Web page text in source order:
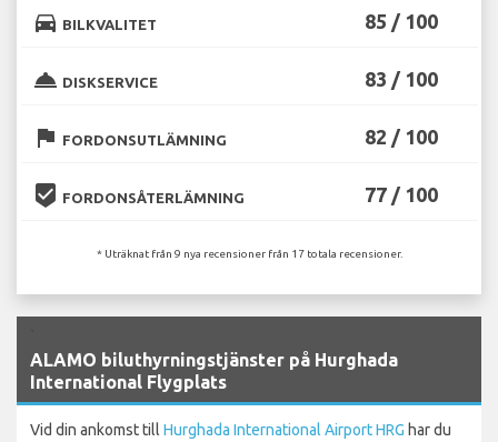
directions_car BILKVALITET 85 / 100
room_service DISKSERVICE 83 / 100
flag FORDONSUTLÄMNING 82 / 100
beenhere FORDONSÅTERLÄMNING 77 / 100
* Uträknat från 9 nya recensioner från 17 totala recensioner.
ALAMO biluthyrningstjänster på Hurghada
International Flygplats
Vid din ankomst till Hurghada International Airport HRG har du